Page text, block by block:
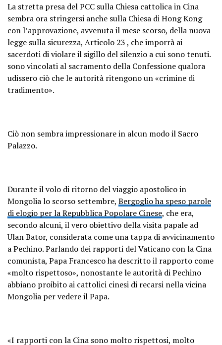
La stretta presa del PCC sulla Chiesa cattolica in Cina
sembra ora stringersi anche sulla Chiesa di Hong Kong
con l’approvazione, avvenuta il mese scorso, della nuova
legge sulla sicurezza, Articolo 23 , che imporrà ai
sacerdoti di violare il sigillo del silenzio a cui sono tenuti.
sono vincolati al sacramento della Confessione qualora
udissero ciò che le autorità ritengono un «crimine di
tradimento».
Ciò non sembra impressionare in alcun modo il Sacro
Palazzo.
Durante il volo di ritorno del viaggio apostolico in
Mongolia lo scorso settembre, Bergoglio ha speso parole
di elogio per la Repubblica Popolare Cinese, che era,
secondo alcuni, il vero obiettivo della visita papale ad
Ulan Bator, considerata come una tappa di avvicinamento
a Pechino. Parlando dei rapporti del Vaticano con la Cina
comunista, Papa Francesco ha descritto il rapporto come
«molto rispettoso», nonostante le autorità di Pechino
abbiano proibito ai cattolici cinesi di recarsi nella vicina
Mongolia per vedere il Papa.
«I rapporti con la Cina sono molto rispettosi, molto